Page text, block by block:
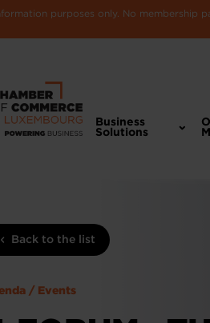
purposes only. No membership
Business
Solutions
Back to the list
/ Events